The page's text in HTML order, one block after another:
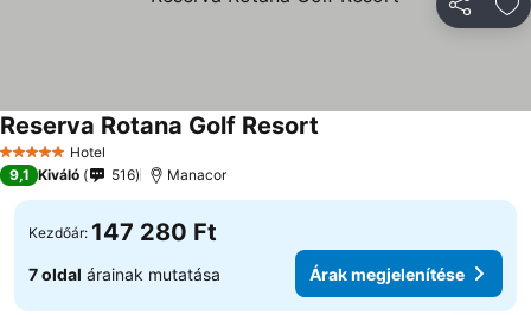
5 KategóriaHotel
Reserva Rotana Golf Resort
9,1 Kiváló 516 Manacor
Kezdőár: 147 280 Ft
7 oldal árainak mutatása Árak megjelenítése